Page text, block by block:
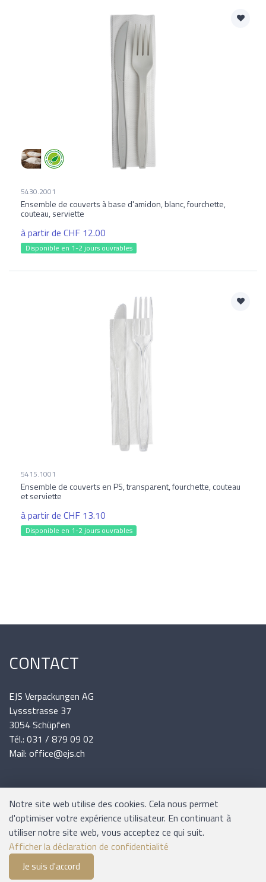
Liste de suivi
5430.2001
Ensemble de couverts à base d'amidon, blanc, fourchette,
couteau, serviette
à partir de CHF 12.00
Disponible en 1-2 jours ouvrables
5415.1001
Ensemble de couverts en PS, transparent, fourchette, couteau
et serviette
à partir de CHF 13.10
Disponible en 1-2 jours ouvrables
CONTACT
EJS Verpackungen AG
Lyssstrasse 37
3054 Schüpfen
Tél.: 031 / 879 09 02
Mail: office@ejs.ch
INFORMATIONS
Expédition et paiement
Conditions générales
Plan du site
Notre site web utilise des cookies. Cela nous permet
d'optimiser votre expérience utilisateur. En continuant à
utiliser notre site web, vous acceptez ce qui suit.
Afficher la déclaration de confidentialité
Je suis d'accord